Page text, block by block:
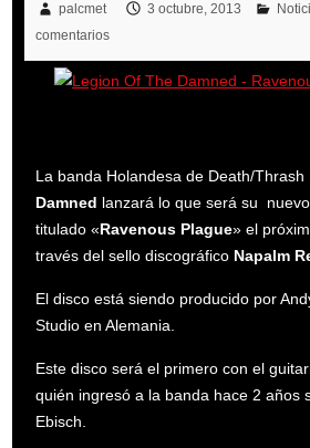
palcmet 3 octubre, 2013
comentarios
La banda Holandesa de Death/Thrash
Damned lanzará lo que será su
titulado «Ravenous Plague» el
través del sello discográfico Napalm
El disco está siendo producido por
Studio en Alemania.
Este disco será el primero con el
quién ingresó a la banda hace 2 años
Ebisch.